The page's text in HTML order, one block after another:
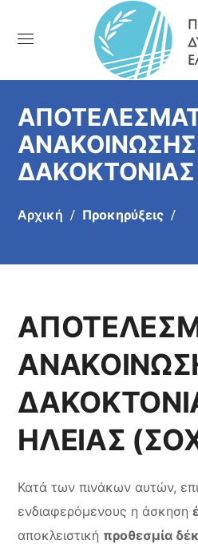
ΑΝΑΚΟΙΝΩΣΗΣ
ΔΑΚΟΚΤΟΝΙΑΣ
Αρχική Προκηρύξεις
ΗΛΕΙΑΣ
Κατά των πινάκων αυτών,
ενδιαφερόμενους η άσκηση
αποκλειστική προθεσμία